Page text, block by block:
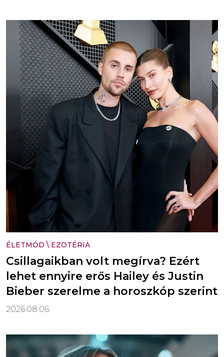
ÉLETMÓD \ EZOTÉRIA
Csillagaikban volt megírva? Ezért
lehet ennyire erős Hailey és Justin
Bieber szerelme a horoszkóp szerint
2026.08.06.